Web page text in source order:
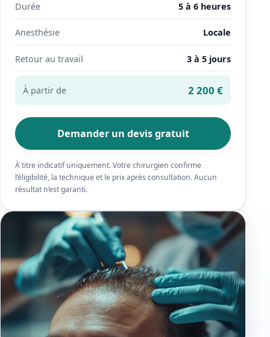
Durée 5 à 6 heures
Anesthésie Locale
Retour au travail 3 à 5 jours
À partir de 2 200 €
Demander un devis gratuit
À titre indicatif uniquement. Votre chirurgien confirme
l’éligibilité, la technique et le prix après consultation. Aucun
résultat n’est garanti.